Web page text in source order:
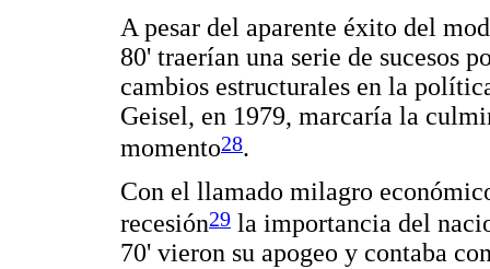
A pesar del aparente éxito del
80' traerían una serie de sucesos
cambios estructurales en la
Geisel, en 1979, marcaría la
momento28.
Con el llamado milagro
recesión29 la importancia del
70' vieron su apogeo y contaba